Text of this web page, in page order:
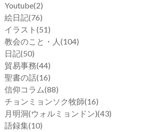
Youtube(2)
絵日記(76)
イラスト (51)
教会のこと・人 (104)
日記(50)
貿易事務(44)
聖書の話(16)
信仰コラム(88)
チョンミョンソク牧師(16)
月明洞(ウォルミョンドン)(43)
語録集(10)